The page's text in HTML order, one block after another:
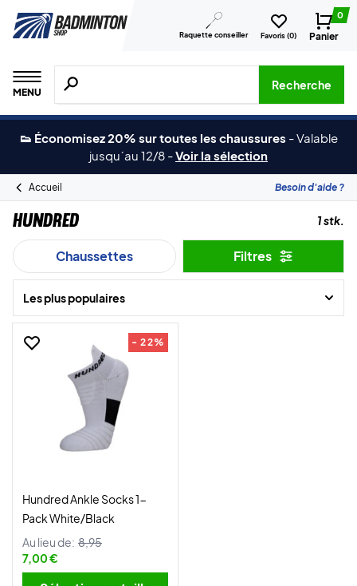
Raquette conseiller Favoris (0)
0
Panier
MENU
Recherche de produits, de marques, etc.
Recherche
👟 Économisez 20% sur toutes les chaussures -Valable
jusqu´au 12/8 -Voir la sélection
Accueil Besoin d'aide ?
Hundred 1 stk.
Chaussettes Filtres
Les plus populaires
- 22%
Hundred Ankle Socks 1-
Pack White/Black
Au lieu de: 8,95
7,00 €